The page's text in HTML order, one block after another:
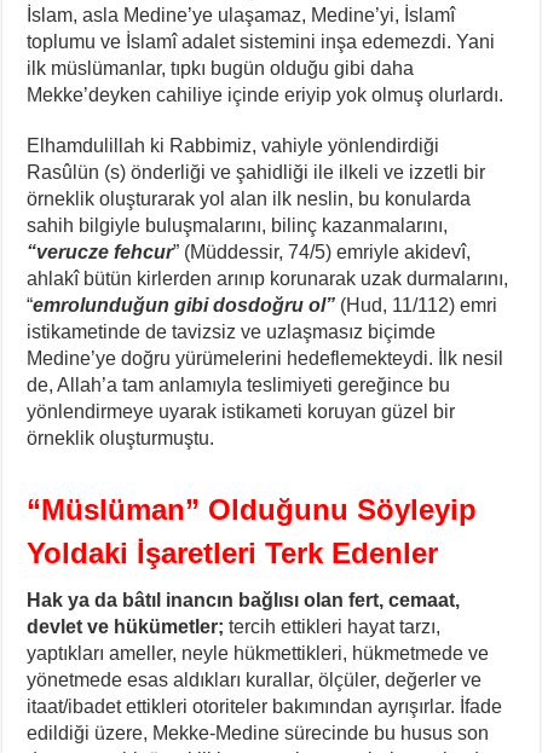
İslam, asla Medine’ye ulaşamaz, Medine’yi, İslamî
toplumu ve İslamî adalet sistemini inşa edemezdi. Yani
ilk müslümanlar, tıpkı bugün olduğu gibi daha
Mekke’deyken cahiliye içinde eriyip yok olmuş olurlardı.
Elhamdulillah ki Rabbimiz, vahiyle yönlendirdiği
Rasûlün (s) önderliği ve şahidliği ile ilkeli ve izzetli bir
örneklik oluşturarak yol alan ilk neslin, bu konularda
sahih bilgiyle buluşmalarını, bilinç kazanmalarını,
“verucze fehcur” (Müddessir, 74/5) emriyle akidevî,
ahlakî bütün kirlerden arınıp korunarak uzak durmalarını,
“emrolunduğun gibi dosdoğru ol” (Hud, 11/112) emri
istikametinde de tavizsiz ve uzlaşmasız biçimde
Medine’ye doğru yürümelerini hedeflemekteydi. İlk nesil
de, Allah’a tam anlamıyla teslimiyeti gereğince bu
yönlendirmeye uyarak istikameti koruyan güzel bir
örneklik oluşturmuştu.
“Müslüman” Olduğunu Söyleyip
Yoldaki İşaretleri Terk Edenler
Hak ya da bâtıl inancın bağlısı olan fert, cemaat,
devlet ve hükümetler; tercih ettikleri hayat tarzı,
yaptıkları ameller, neyle hükmettikleri, hükmetmede ve
yönetmede esas aldıkları kurallar, ölçüler, değerler ve
itaat/ibadet ettikleri otoriteler bakımından ayrışırlar. İfade
edildiği üzere, Mekke-Medine sürecinde bu husus son